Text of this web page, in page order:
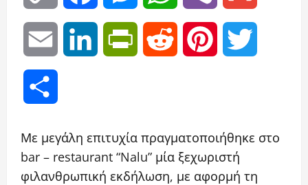
Link
Email LinkedIn PrintFriendly
Reddit Pinterest
Με μεγάλη επιτυχία πραγματοποιήθηκε στο
bar – restaurant “Nalu” μία ξεχωριστή
φιλανθρωπική εκδήλωση, με αφορμή τη